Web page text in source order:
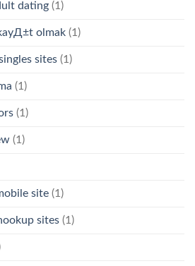
dating (1)
olmak (1)
sites (1)
(1)
(1)
(1)
site (1)
sites (1)